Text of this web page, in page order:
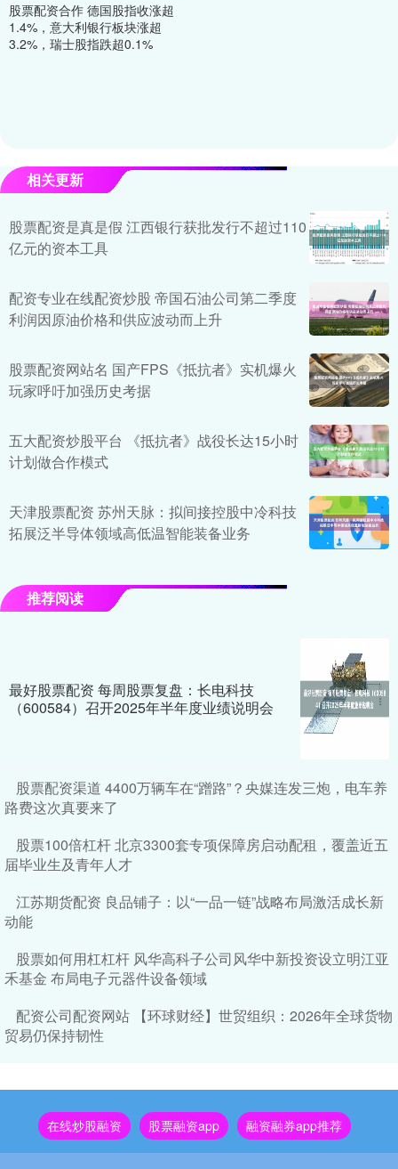
股票配资合作 德国股指收涨超
1.4%，意大利银行板块涨超
3.2%，瑞士股指跌超0.1%
相关更新
股票配资是真是假 江西银行获批发行不超过110
亿元的资本工具
配资专业在线配资炒股 帝国石油公司第二季度
利润因原油价格和供应波动而上升
股票配资网站名 国产FPS《抵抗者》实机爆火
玩家呼吁加强历史考据
五大配资炒股平台 《抵抗者》战役长达15小时
计划做合作模式
天津股票配资 苏州天脉：拟间接控股中冷科技
拓展泛半导体领域高低温智能装备业务
推荐阅读
最好股票配资 每周股票复盘：长电科技
（600584）召开2025年半年度业绩说明会
股票配资渠道 4400万辆车在“蹭路”？央媒连发三炮，电车养
路费这次真要来了
股票100倍杠杆 北京3300套专项保障房启动配租，覆盖近五
届毕业生及青年人才
江苏期货配资 良品铺子：以“一品一链”战略布局激活成长新
动能
股票如何用杠杠杆 风华高科子公司风华中新投资设立明江亚
禾基金 布局电子元器件设备领域
配资公司配资网站 【环球财经】世贸组织：2026年全球货物
贸易仍保持韧性
在线炒股融资 股票融资app 融资融券app推荐